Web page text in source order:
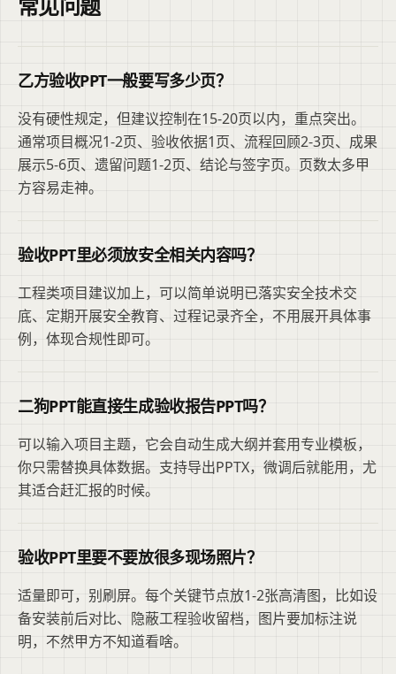
乙方验收PPT一般要写多少页？
没有硬性规定，但建议控制在15-20页以内，重点突出。
通常项目概况1-2页、验收依据1页、流程回顾2-3页、成果
展示5-6页、遗留问题1-2页、结论与签字页。页数太多甲
方容易走神。
验收PPT里必须放安全相关内容吗？
工程类项目建议加上，可以简单说明已落实安全技术交
底、定期开展安全教育、过程记录齐全，不用展开具体事
例，体现合规性即可。
二狗PPT能直接生成验收报告PPT吗？
可以输入项目主题，它会自动生成大纲并套用专业模板，
你只需替换具体数据。支持导出PPTX，微调后就能用，尤
其适合赶汇报的时候。
验收PPT里要不要放很多现场照片？
适量即可，别刷屏。每个关键节点放1-2张高清图，比如设
备安装前后对比、隐蔽工程验收留档，图片要加标注说
明，不然甲方不知道看啥。